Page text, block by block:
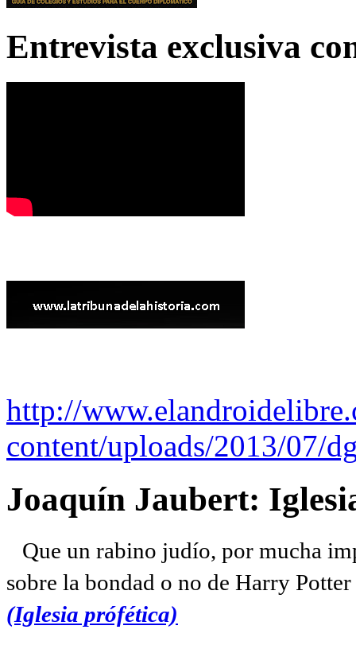
Entrevista exclusiva
http://
content/uploads/2013/07/
Joaquín Jaubert:
Que un rabino judío, por mucha
sobre la bondad o no de Harry
(Iglesia prófética)